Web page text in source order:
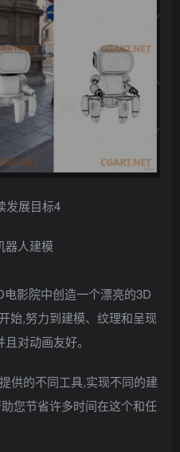
发展目标4
器人建模
影院中创造一个漂亮的3D
始,努力到建模、纹理和呈现
对动画友好。
供的不同工具,实现不同的建
您节省许多时间在这个和任
号登录
登录